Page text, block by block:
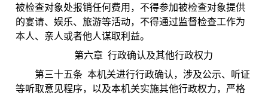
被检查对象处报销任何费用，不得参加被检查对象提供
的宴请、娱乐、旅游等活动，不得通过监督检查工作为
本人、亲人或者他人谋取利益。
第六章 行政确认及其他行政权力
第三十五条 本机关进行行政确认，涉及公示、听证
等听取意见程序，以及本机关实施其他行政权力，严格